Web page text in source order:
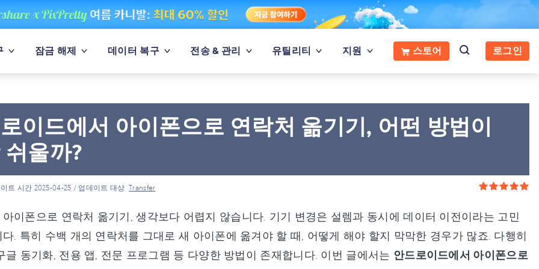
잠금 해제 데이터 복구 전송 & 관리 유틸리티 지원 스토어 로그인
이드에서 아이폰으로 연락처 옮기기, 어떤 방법이
울까?
트 시간 2025-04-25 / 업데이트 대상Transfer
이폰으로 연락처 옮기기, 생각보다 어렵지 않습니다. 기기 변경은 설렘과 동시에 데이터 이전이라는 고민
. 특히 수백 개의 연락처를 그대로 새 아이폰에 옮겨야 할 때, 어떻게 해야 할지 막막한 경우가 많죠. 다행히
글 동기화, 전용 앱, 전문 프로그램 등 다양한 방법이 존재합니다. 이번 글에서는 안드로이드에서 아이폰으로